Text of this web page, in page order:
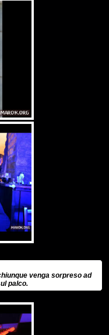
venga sorpreso ad
palco.